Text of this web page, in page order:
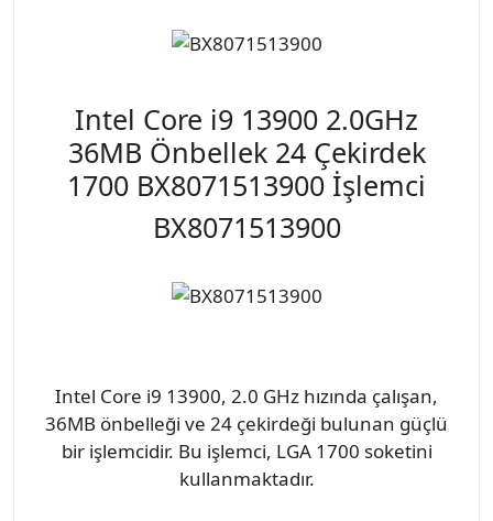
Intel Core i9 13900 2.0GHz
36MB Önbellek 24 Çekirdek
1700 BX8071513900 İşlemci
BX8071513900
Intel Core i9 13900, 2.0 GHz hızında çalışan,
36MB önbelleği ve 24 çekirdeği bulunan güçlü
bir işlemcidir. Bu işlemci, LGA 1700 soketini
kullanmaktadır.